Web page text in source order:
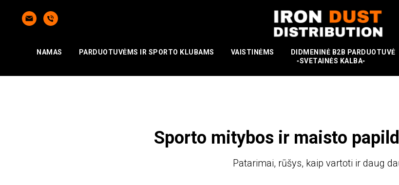
NAMAS PARDUOTUVĖMS IR SPORTO KLUBAMS VAISTINĖMS DIDMENINĖ B2B PARDUOTUVĖ
▫️SVETAINĖS KALBA▫️
Sporto mitybos ir maisto
Patarimai, rūšys, kaip vartoti ir daug